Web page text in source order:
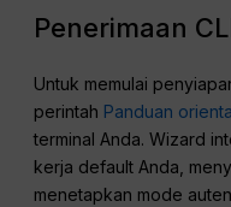
Penerimaan
Untuk memulai
perintah Panduan
terminal Anda. Wizard
kerja default Anda,
menetapkan mode